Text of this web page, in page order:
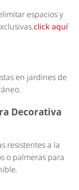
espacios y
click aquí
en jardines de
Decorativa
resistentes a la
o palmeras para